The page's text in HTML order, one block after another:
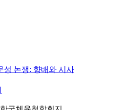
성 논쟁: 향배와 시사